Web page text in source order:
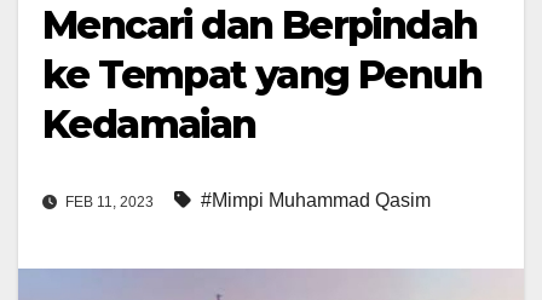
Mencari dan Berpindah
ke Tempat yang Penuh
Kedamaian
FEB 11, 2023 #Mimpi Muhammad Qasim